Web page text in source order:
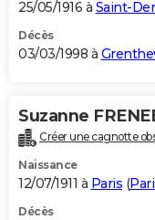
25/05/1916 à Saint-
Décès
03/03/1998 à
Suzanne
Créer une cagnotte
Naissance
12/07/1911 à Paris (
Décès